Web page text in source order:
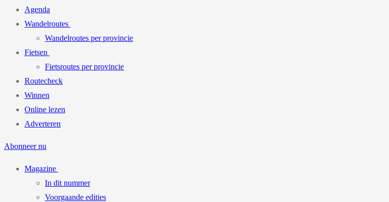
Agenda
Wandelroutes
Wandelroutes per provincie
Fietsen
Fietsroutes per provincie
Routecheck
Winnen
Online lezen
Adverteren
Abonneer nu
Magazine
In dit nummer
Voorgaande edities